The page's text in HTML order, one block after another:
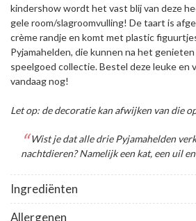
kindershow wordt het vast blij van deze
gele room/slagroomvulling! De taart is
crème randje en komt met plastic
Pyjamahelden, die kunnen na het
speelgoed collectie. Bestel deze leuke en
vandaag nog!
Let op: de decoratie kan afwijken van die
Ingrediënten
Allergenen
Wist je dat alle drie Pyjamahelden
nachtdieren? Namelijk een kat, een uil